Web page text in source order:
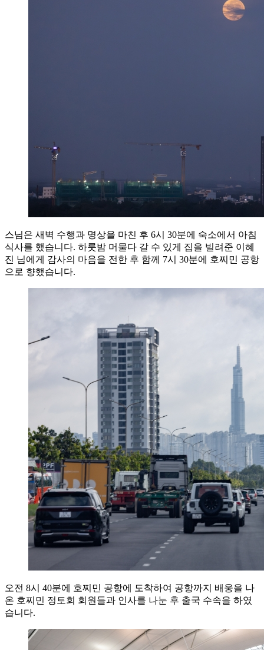
스님은 새벽 수행과 명상을 마친 후 6시 30분에 숙소에서 아침
식사를 했습니다. 하룻밤 머물다 갈 수 있게 집을 빌려준 이혜
진 님에게 감사의 마음을 전한 후 함께 7시 30분에 호찌민 공항
으로 향했습니다.
오전 8시 40분에 호찌민 공항에 도착하여 공항까지 배웅을 나
온 호찌민 정토회 회원들과 인사를 나눈 후 출국 수속을 하였
습니다.